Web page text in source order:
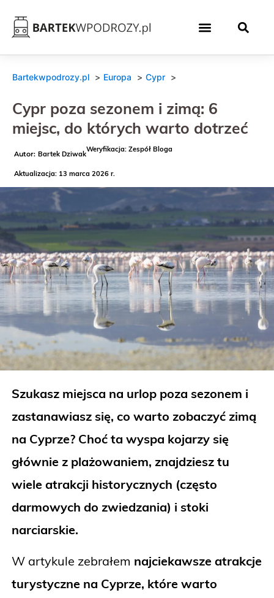
Bartekwpodrozy.pl Europa Cypr
Cypr poza sezonem i zimą: 6
miejsc, do których warto dotrzeć
Bartek Dziwak
Weryfikacja: Zespół Bloga
Aktualizacja: 13 marca 2026 r.
Szukasz miejsca na urlop poza sezonem i
zastanawiasz się, co warto zobaczyć zimą
na Cyprze? Choć ta wyspa kojarzy się
głównie z plażowaniem, znajdziesz tu
wiele atrakcji historycznych (często
darmowych do zwiedzania) i stoki
narciarskie.
W artykule zebrałem najciekawsze atrakcje
turystyczne na Cyprze, które warto